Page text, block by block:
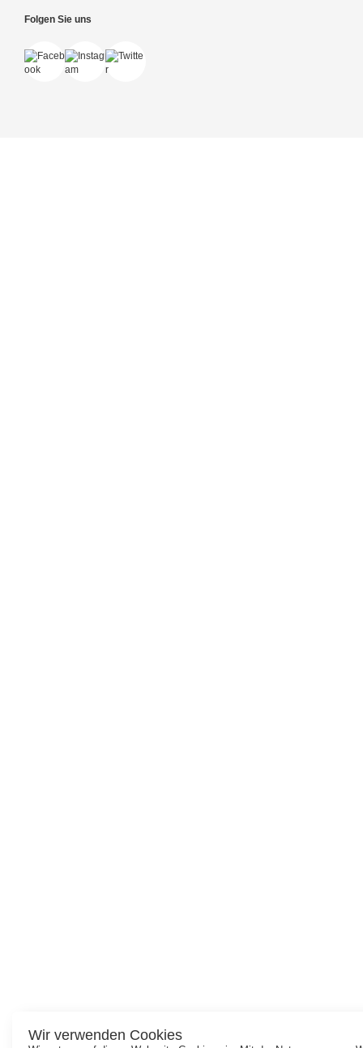
Wir verwenden Cookies
Folgen Sie uns